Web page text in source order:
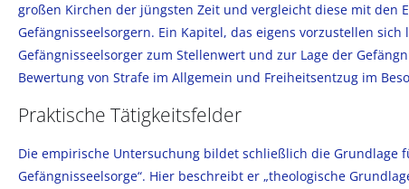
großen Kirchen der jüngsten Zeit und vergleicht diese mit den
Gefängnisseelsorgern. Ein Kapitel, das eigens vorzustellen
Gefängnisseelsorger zum Stellenwert und zur Lage der
Bewertung von Strafe im Allgemein und Freiheitsentzug im
Praktische Tätigkeitsfelder
Die empirische Untersuchung bildet schließlich die Grundlage
Gefängnisseelsorge“. Hier beschreibt er „theologische